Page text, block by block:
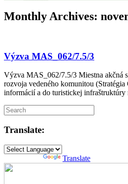
Monthly Archives:
Výzva MAS_062/7.5/3
Výzva MAS_062/7.5/3 Miestna akčná
rozvoja vedeného komunitou
informácií a do turistickej
Translate:
Translate